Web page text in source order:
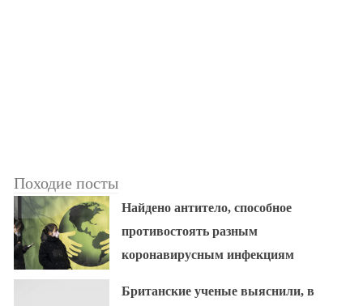
Походие посты
Найдено антитело, способное
противостоять разным
коронавирусным инфекциям
Британские ученые выяснили, в